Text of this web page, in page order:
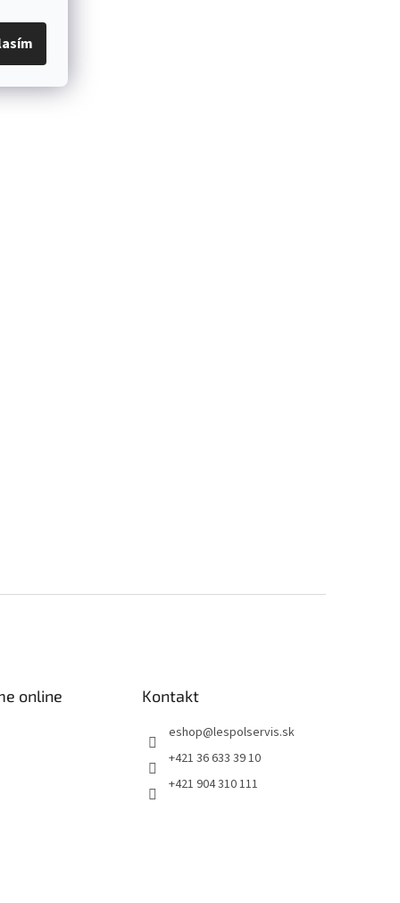
online Kontakt
eshop@lespolservis.sk
+421 36 633 39 10
+421 904 310 111